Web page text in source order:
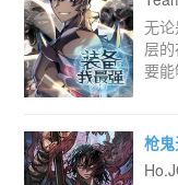
无
层
要
枪